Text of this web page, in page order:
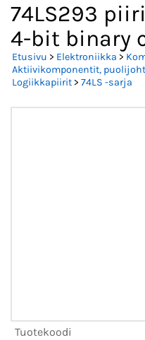
74LS293
4-bit binary
Etusivu > Elektroniikka >
Aktiivikomponentit,
Logiikkapiirit> 74LS -sarja
Tuotekoodi